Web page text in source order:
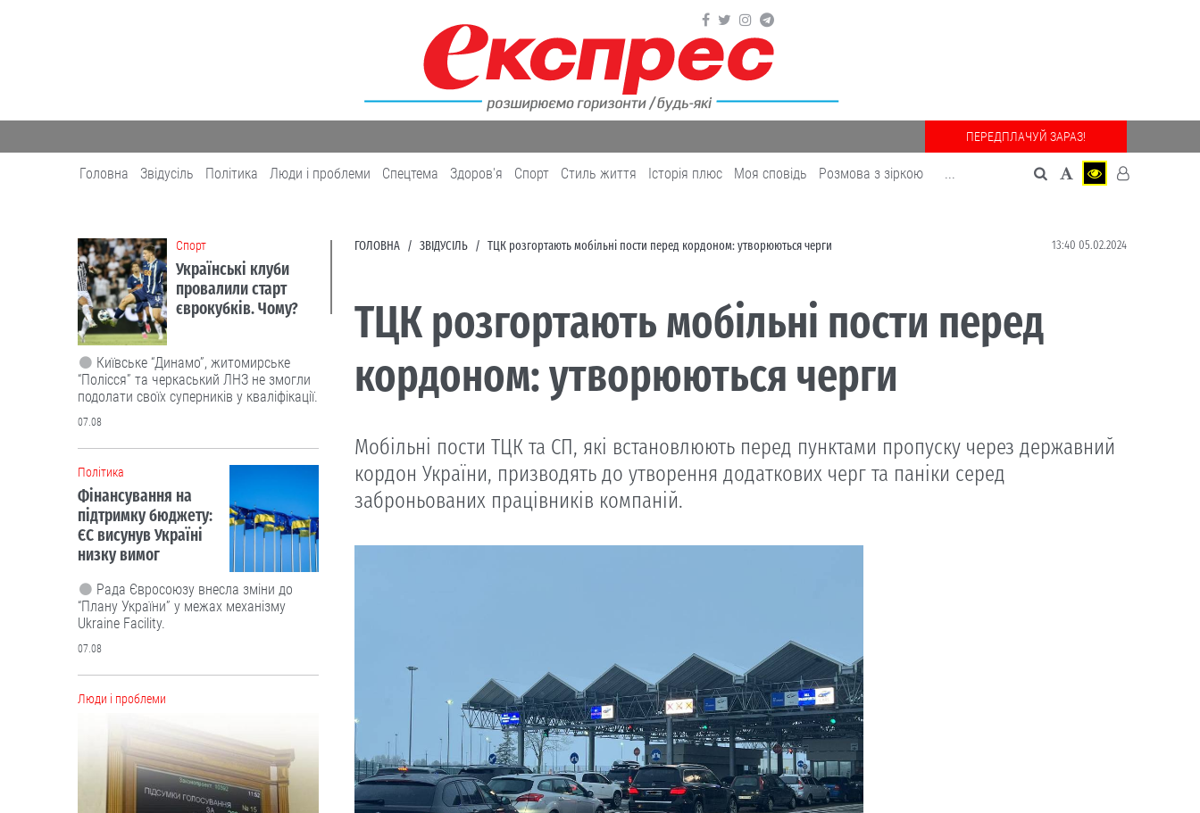
ПЕРЕДПЛАЧУЙ ЗАРАЗ!
Головна Звідусіль Політика Люди і проблеми Спецтема Здоров'я Cпорт Cтиль життя Історія плюс Моя сповідь Розмова з зіркою ...
ГОЛОВНА ЗВІДУСІЛЬ ТЦК розгортають мобільні пости перед кордоном: утворюються черги 13:40 05.02.2024
ТЦК розгортають мобільні пости перед
кордоном: утворюються черги
Мобільні пости ТЦК та СП, які встановлюють перед пунктами пропуску через державний
кордон України, призводять до утворення додаткових черг та паніки серед
заброньованих працівників компаній.
Cпорт
Українські клуби
провалили старт
єврокубків. Чому?
Київське “Динамо”, житомирське
“Полісся” та черкаський ЛНЗ не змогли
подолати своїх суперників у кваліфікації.
07.08
Політика
Фінансування на
підтримку бюджету:
ЄС висунув Україні
низку вимог
Рада Євросоюзу внесла зміни до
“Плану України” у межах механізму
Ukraine Facility.
07.08
Люди і проблеми